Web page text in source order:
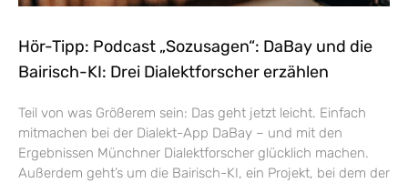
Hör-Tipp: Podcast „Sozusagen“: DaBay und die
Bairisch-KI: Drei Dialektforscher erzählen
Teil von was Größerem sein: Das geht jetzt leicht. Einfach
mitmachen bei der Dialekt-App DaBay – und mit den
Ergebnissen Münchner Dialektforscher glücklich machen.
Außerdem geht’s um die Bairisch-KI, ein Projekt, bei dem der